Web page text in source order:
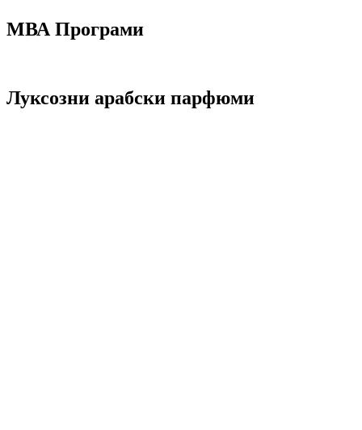
МВА Програми
Луксозни арабски парфюми